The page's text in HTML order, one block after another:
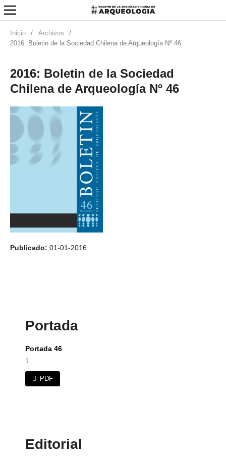
Inicio / Archivos
/
2016: Boletin de la Sociedad Chilena de Arqueología Nº 46
2016: Boletin de la Sociedad
Chilena de Arqueología Nº 46
Publicado: 01-01-2016
Portada
Portada 46
1
PDF
Editorial